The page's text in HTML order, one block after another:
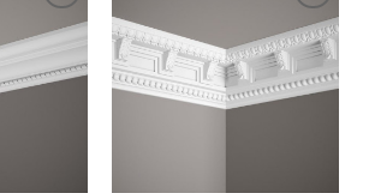
– Vi tilbyr et stort utvalg
profiler til moderne design. Våre
mulighet til å dekorere både rette og
ønskeliste
Legg til
i
ønskeliste